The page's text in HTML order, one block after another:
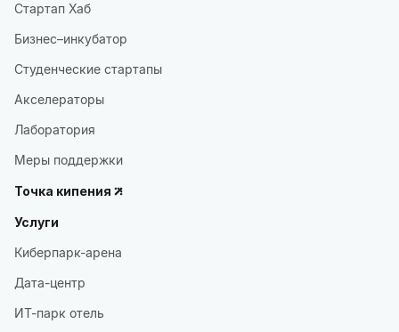
Стартап Хаб
Бизнес–инкубатор
Студенческие стартапы
Акселераторы
Лаборатория
Меры поддержки
Точка кипения
Услуги
Киберпарк-арена
Дата-центр
ИТ-парк отель